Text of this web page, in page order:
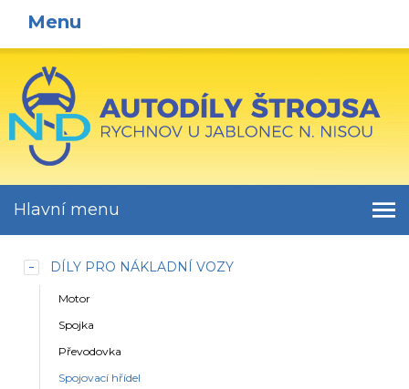
Menu
Hlavní menu
DÍLY PRO NÁKLADNÍ VOZY
Motor
Spojka
Převodovka
Spojovací hřídel